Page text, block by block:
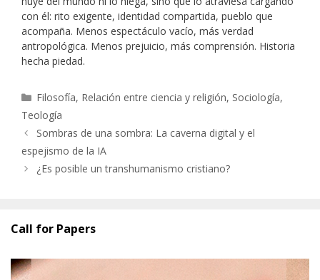
con él: rito exigente, identidad compartida, pueblo que
acompaña. Menos espectáculo vacío, más verdad
antropológica. Menos prejuicio, más comprensión. Historia
hecha piedad.
Categorías
Filosofía, Relación entre ciencia y religión, Sociología,
Teología
Sombras de una sombra: La caverna digital y el
espejismo de la IA
¿Es posible un transhumanismo cristiano?
Call for Papers